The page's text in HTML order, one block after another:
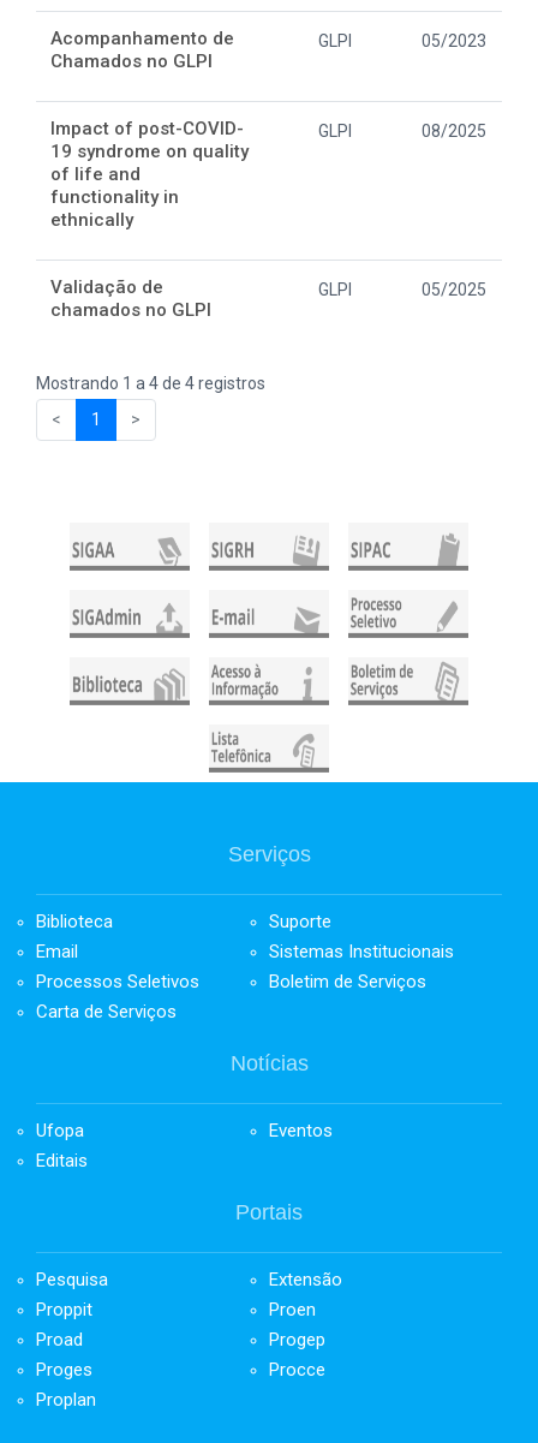
Acompanhamento de
Chamados no GLPI
GLPI 05/2023
Impact of post-COVID-
19 syndrome on quality
of life and
functionality in
ethnically
GLPI 08/2025
Validação de
chamados no GLPI
GLPI 05/2025
Mostrando 1 a 4 de 4 registros
<
1 >
Serviços
Biblioteca
Suporte
Email
Sistemas Institucionais
Processos Seletivos
Boletim de Serviços
Carta de Serviços
Notícias
Ufopa
Eventos
Editais
Portais
Pesquisa
Extensão
Proppit
Proen
Proad
Progep
Proges
Procce
Proplan